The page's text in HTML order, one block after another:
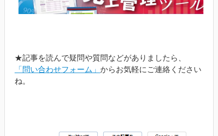
★記事を読んで疑問や質問などがありましたら、
「問い合わせフォーム」 からお気軽にご連絡ください
ね。